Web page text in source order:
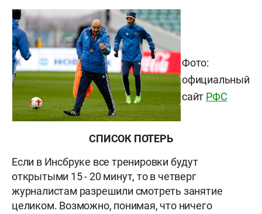
Фото:
официальный
сайт РФС
СПИСОК ПОТЕРЬ
Если в Инсбруке все тренировки будут
открытыми 15 - 20 минут, то в четверг
журналистам разрешили смотреть занятие
целиком. Возможно, понимая, что ничего